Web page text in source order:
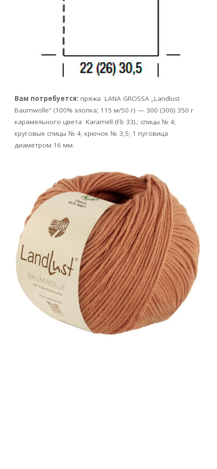
Вам потребуется: пряжа LANA GROSSA „Landlust
Baumwolle“ (100% хлопка; 115 м/50 г) — 300 (300) 350 г
карамельного цвета Karamell (Fb 33).; спицы № 4;
круговые спицы № 4; крючок № 3,5; 1 пуговица
диаметром 16 мм.